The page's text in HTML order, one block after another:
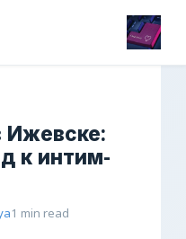
Ижевске:
к интим-
1 min read